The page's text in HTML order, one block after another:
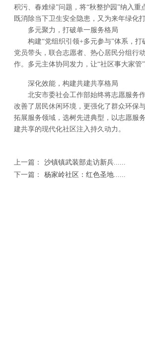
积污、春难绿”问题，将“秋整护园”纳入
既消除当下卫生安全隐患，又为来年绿化
多元聚力，打破单一服务格局
构建“党组织引领+多元参与”体系，打
党员带头，联合志愿者、热心居民分组行
作。多元主体协同发力，让“社区事大家管”
深化效能，构建共建共享格局
北安市委社会工作部始终将志愿服务作
改善了居民休闲环境，更强化了群众环保
拓展服务领域，选树先进典型，以志愿服
建共享的现代化社区注入持久动力。
上一篇：
沙镇镇武装部走访新兵......
下一篇：
杨家岭社区：红色圣地......